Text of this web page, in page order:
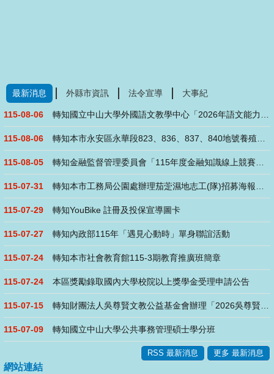
最新消息 外縣市資訊 法令宣導 大事紀
115-08-06
115-08-06
115-08-05
115-07-31
115-07-29 轉知YouBike 註冊及投保宣導圖卡
115-07-27 轉知內政部115年「遇見心動時」單身聯誼活動
115-07-24 轉知本市社會教育館115-3期教育推廣班簡章
115-07-24 本區獎勵錄取國內大學校院以上獎學金受理申請公告
115-07-15
115-07-09 轉知國立中山大學公共事務管理碩士學分班
RSS 最新消息 更多 最新消息
網站連結